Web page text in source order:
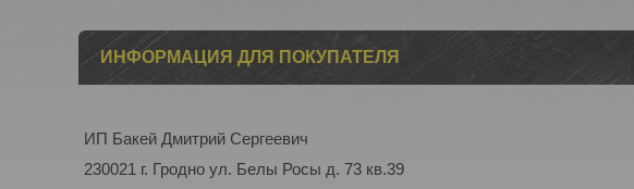
ИНФОРМАЦИЯ ДЛЯ ПОКУПАТЕЛЯ
ИП Бакей Дмитрий Сергеевич
230021 г. Гродно ул. Белы Росы д. 73 кв.39